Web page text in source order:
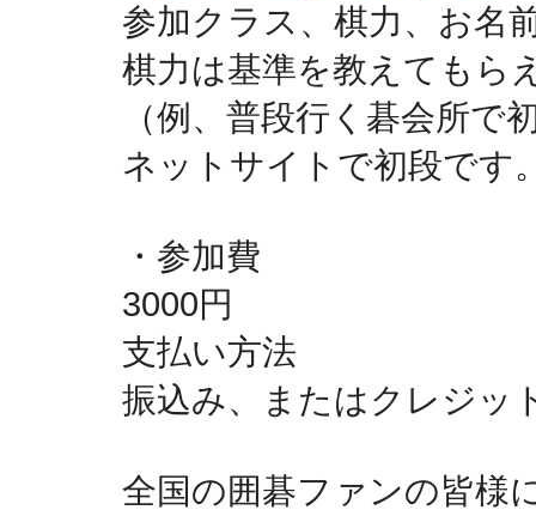
参加クラス、棋力、お名
棋力は基準を教えてもら
（例、普段行く碁会所
ネットサイトで初段です
・参加費
3000円
支払い方法
振込み、またはクレジッ
全国の囲碁ファンの皆様